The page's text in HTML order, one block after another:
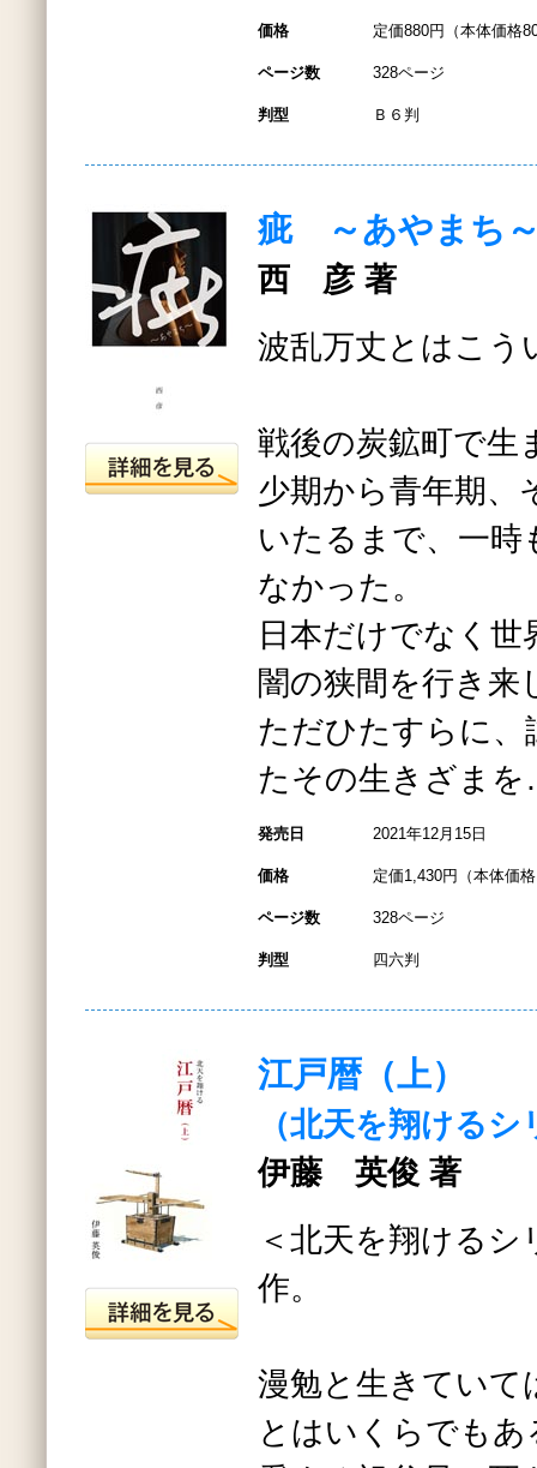
価格 定価880円（本体価格
ページ数 328ページ
判型 Ｂ６判
疵 ～あやまち
西 彦 著
波乱万丈とはこう
戦後の炭鉱町で生
少期から青年期、
いたるまで、一
なかった。
日本だけでなく
闇の狭間を行き来
ただひたすらに、
たその生きざま
発売日 2021年12月15日
価格 定価1,430円（本体価
ページ数 328ページ
判型 四六判
江戸暦（上）
（北天を翔けるシ
伊藤 英俊 著
＜北天を翔ける
作。
漫勉と生きていて
とはいくらでも